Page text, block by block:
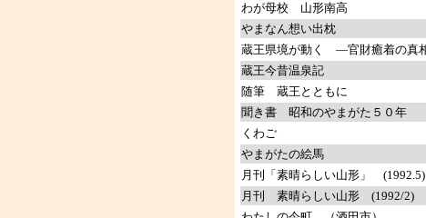
わが母校 山形南高
やまなん想い出枕
蔵王県境が動く ―官財癒着の真
蔵王今昔温泉記
随筆 蔵王とともに
聞き書 昭和のやまがた５０年
くわご
やまがたの絵馬
月刊「素晴らしい山形」 (1992.5)
月刊 素晴らしい山形 (1992/2)